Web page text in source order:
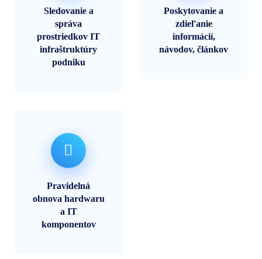
Sledovanie a
správa
prostriedkov IT
infraštruktúry
podniku
Poskytovanie a
zdieľanie
informácií,
návodov, článkov
Pravidelná
obnova hardwaru
a IT
komponentov